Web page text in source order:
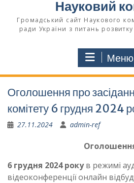
Науковий
Громадський сайт Наукового
ради України з питань розвитку
Меню
Оголошення про
комітету 6 грудня 2024
27.11.2024 admin-ref
6 грудня 2024 рокув режимі
відеоконференції онлайн